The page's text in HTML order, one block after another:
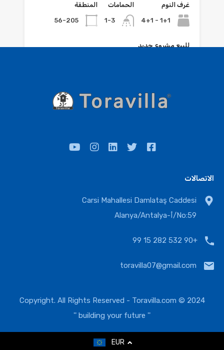
غرف النوم
1+1 - 4+1
الحمامات
1-3
المنطقة
56-205
للبيع مشروع جديد
غرف النوم الحمامات
€170.000
2
3
4
الاتصالات
Carsi Mahallesi Damlataş Caddesi
No:59/أ-Alanya/Antalya
+90 532 282 15 99
toravilla07@gmail.com
2024 © Copyright. All Rights Reserved -
Toravilla.com
'' building your future ''
EUR